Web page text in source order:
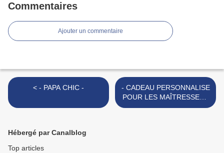
Commentaires
Ajouter un commentaire
< - PAPA CHIC -
- CADEAU PERSONNALISE
POUR LES MAÎTRESSES -
>
Hébergé par Canalblog
Top articles